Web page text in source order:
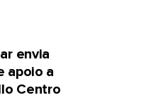
envia
apoio a
Centro